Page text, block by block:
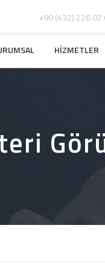
HİZMETLER
+90 (432) 226 02